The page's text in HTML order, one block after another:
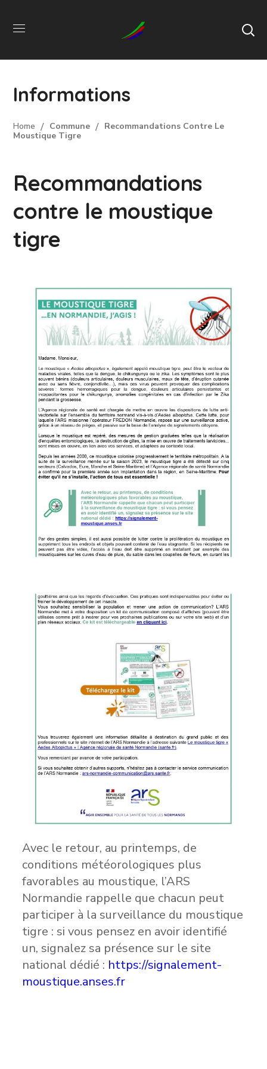
Informations
Home Commune
Recommandations Contre Le
Moustique Tigre
Recommandations
contre le moustique
tigre
Avec le retour, au printemps, de
conditions météorologiques plus
favorables au moustique, l’ARS
Normandie rappelle que chacun peut
participer à la surveillance du moustique
tigre : si vous pensez en avoir identifié
un, signalez sa présence sur le site
national dédié : https://signalement-
moustique.anses.fr